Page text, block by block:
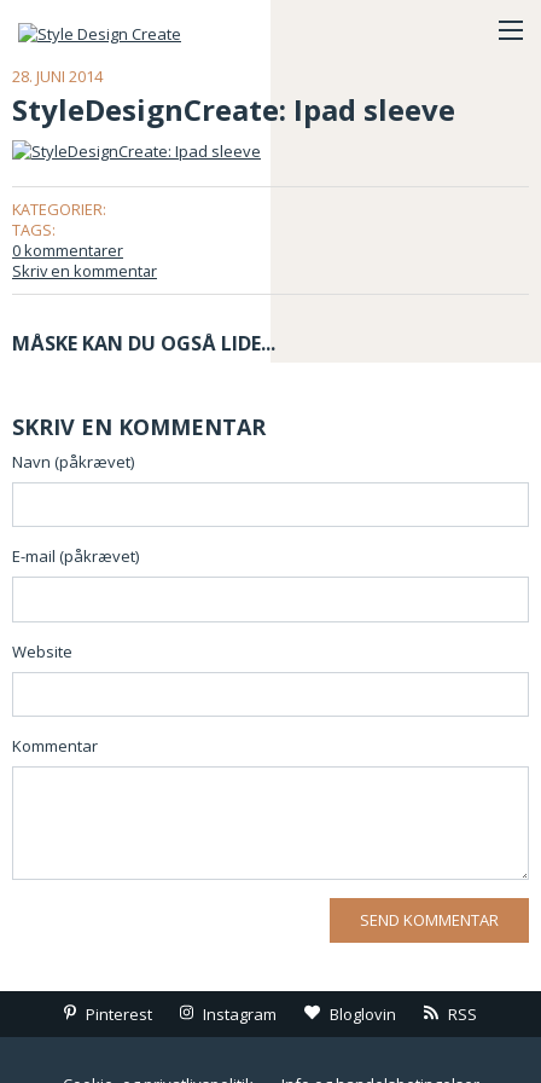
28. JUNI 2014
StyleDesignCreate: Ipad sleeve
KATEGORIER:
TAGS:
0 kommentarer
Skriv en kommentar
MÅSKE KAN DU OGSÅ LIDE...
SKRIV EN KOMMENTAR
Navn (påkrævet)
E-mail (påkrævet)
Website
Kommentar
Pinterest Instagram Bloglovin RSS